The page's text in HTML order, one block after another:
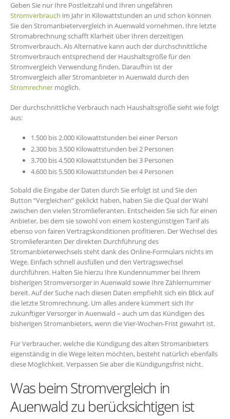
Geben Sie nur Ihre Postleitzahl und Ihren ungefähren
Stromverbrauch im Jahr in Kilowattstunden an und schon können
Sie den Stromanbietervergleich in Auenwald vornehmen. Ihre letzte
Stromabrechnung schafft Klarheit über Ihren derzeitigen
Stromverbrauch. Als Alternative kann auch der durchschnittliche
Stromverbrauch entsprechend der Haushaltsgröße für den
Stromvergleich Verwendung finden. Daraufhin ist der
Stromvergleich aller Stromanbieter in Auenwald durch den
Stromrechner möglich.
Der durchschnittliche Verbrauch nach Haushaltsgröße sieht wie folgt
aus:
1.500 bis 2.000 Kilowattstunden bei einer Person
2.300 bis 3.500 Kilowattstunden bei 2 Personen
3.700 bis 4.500 Kilowattstunden bei 3 Personen
4.600 bis 5.500 Kilowattstunden bei 4 Personen
Sobald die Eingabe der Daten durch Sie erfolgt ist und Sie den
Button “Vergleichen” geklickt haben, haben Sie die Qual der Wahl
zwischen den vielen Stromlieferanten. Entscheiden Sie sich für einen
Anbieter, bei dem sie sowohl von einem kostengünstigen Tarif als
ebenso von fairen Vertragskonditionen profitieren. Der Wechsel des
Stromlieferanten Der direkten Durchführung des
Stromanbieterwechsels steht dank des Online-Formulars nichts im
Wege. Einfach schnell ausfüllen und den Vertragswechsel
durchführen. Halten Sie hierzu Ihre Kundennummer bei Ihrem
bisherigen Stromversorger in Auenwald sowie Ihre Zählernummer
bereit. Auf der Suche nach diesen Daten empfiehlt sich ein Blick auf
die letzte Stromrechnung. Um alles andere kümmert sich Ihr
zukünftiger Versorger in Auenwald – auch um das Kündigen des
bisherigen Stromanbieters, wenn die Vier-Wochen-Frist gewahrt ist.
Für Verbraucher, welche die Kündigung des alten Stromanbieters
eigenständig in die Wege leiten möchten, besteht natürlich ebenfalls
diese Möglichkeit. Verpassen Sie aber die Kündigungsfrist nicht.
Was beim Stromvergleich in
Auenwald zu berücksichtigen ist